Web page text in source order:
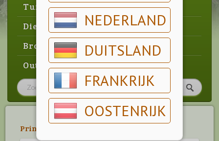
NEDERLAND
DUITSLAND
FRANKRIJK
OOSTENRIJK
Tuin
Dier
Brood & gebak
Outlet
Prins